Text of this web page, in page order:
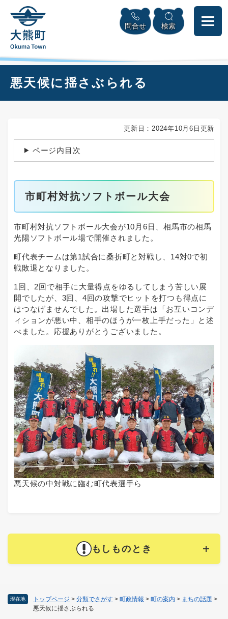
頭
メニューを飛ばして本文へ
問合せ 検索
現在地 トップページ > 分類でさがす > 町政情報 > 町の案内 > まちの話題 >
悪天候に揺さぶられる
悪天候に揺さぶられる
更新日：2024年10月6日更新
ページ内目次
市町村対抗ソフトボール大会
市町村対抗ソフトボール大会が10月6日、相馬市の相馬
光陽ソフトボール場で開催されました。
町代表チームは第1試合に桑折町と対戦し、14対0で初
戦敗退となりました。
1回、2回で相手に大量得点をゆるしてしまう苦しい展
開でしたが、3回、4回の攻撃でヒットを打つも得点に
はつなげませんでした。出場した選手は「お互いコンデ
ィションが悪い中、相手のほうが一枚上手だった」と述
べました。応援ありがとうございました。
悪天候の中対戦に臨む町代表選手ら
もしものとき